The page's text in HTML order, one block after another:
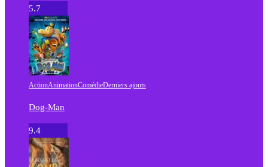
5.7
ActionAnimationComédieDerniers ajouts
Dog-Man
9.4